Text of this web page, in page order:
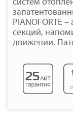
систем
PIANOFORTE
секций,
движении.